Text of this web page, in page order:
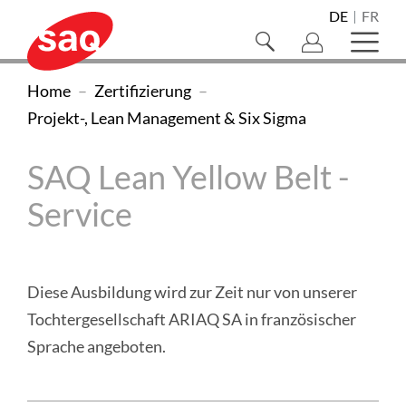
Navigieren
auf
SAQ
Swiss
Association
for
Quality
Hauptnavigation
zum
Inhalt
Suche
Sprachwahl
Kontaktseite
Newsletter-
Registration
zum
Footer
SAQ
Swiss
for
Quality
(zur
DE FR
Suche
Sie
sind
Home
Zertifizierung
Projekt-, Lean Management & Six Sigma
SAQ Lean Yellow Belt -
Service
Diese Ausbildung wird zur Zeit nur von unserer
Tochtergesellschaft ARIAQ SA in französischer
Sprache angeboten.